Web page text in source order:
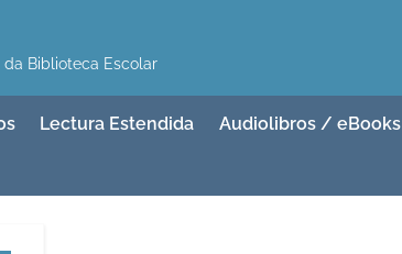
Biblioteca Escolar
Lectura Estendida Audiolibros / eBooks